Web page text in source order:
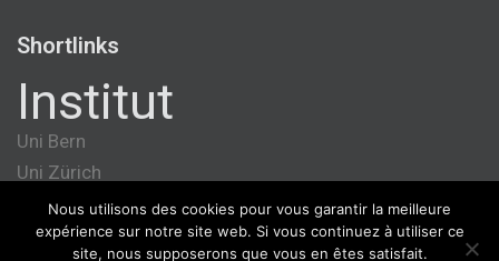
Shortlinks
Institut
Uni Bern
Uni Zürich
Université de Genève
ETH Zürich
Nous utilisons des cookies pour vous garantir la meilleure
expérience sur notre site web. Si vous continuez à utiliser ce
site, nous supposerons que vous en êtes satisfait.